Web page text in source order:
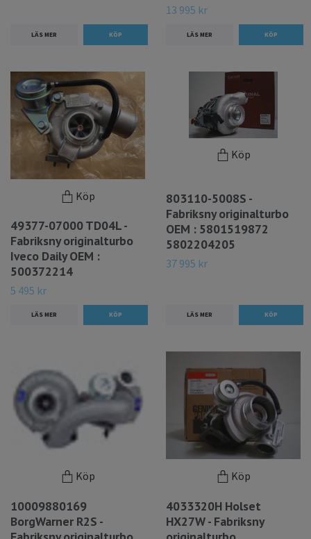
LÄS MER
13 995 kr
LÄS MER
Köp
49377-07000 TD04L -
Fabriksny originalturbo
Iveco Daily OEM :
500372214
5 495 kr
LÄS MER
Köp
803110-5008S -
Fabriksny originalturbo
OEM : 5801519872
5802204205
37 995 kr
LÄS MER
Köp
10009880169
BorgWarner R2S -
Köp
4033320H Holset
HX27W - Fabriksny